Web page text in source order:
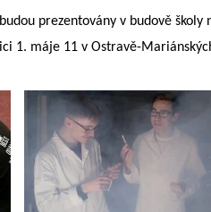
prezentovány v budově
1. máje 11 v Ostravě-